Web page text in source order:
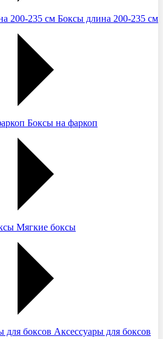
Боксы длина 200-235 см
Боксы на фаркоп
Мягкие боксы
Аксессуары для боксов